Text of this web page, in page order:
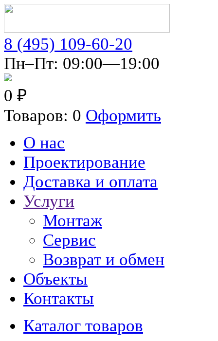
8 (495) 109-60-20
Пн–Пт: 09:00—19:00
0 ₽
Товаров: 0 Оформить
О нас
Проектирование
Доставка и оплата
Услуги
Монтаж
Сервис
Возврат и обмен
Объекты
Контакты
Каталог товаров